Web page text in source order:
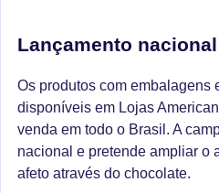
Lançamento nacional
Os produtos com embalagens
disponíveis em Lojas
venda em todo o Brasil. A
nacional e pretende ampliar o
afeto através do chocolate.